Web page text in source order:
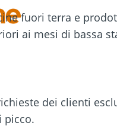
fuori terra e
ai mesi di bassa
dei clienti
picco.